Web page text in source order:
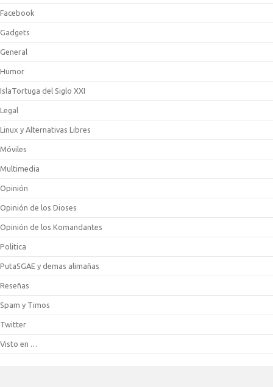
Facebook
Gadgets
General
Humor
IslaTortuga del Siglo XXI
Legal
Linux y Alternativas Libres
Móviles
Multimedia
Opinión
Opinión de los Dioses
Opinión de los Komandantes
Politica
PutaSGAE y demas alimañas
Reseñas
Spam y Timos
Twitter
Visto en …